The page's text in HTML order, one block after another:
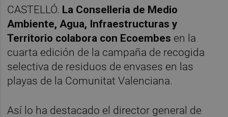
CASTELLÓ. La Conselleria de Medio
Ambiente, Agua, Infraestructuras y
Territorio colabora con Ecoembes en la
cuarta edición de la campaña de recogida
selectiva de residuos de envases en las
playas de la Comunitat Valenciana.
Así lo ha destacado el director general de